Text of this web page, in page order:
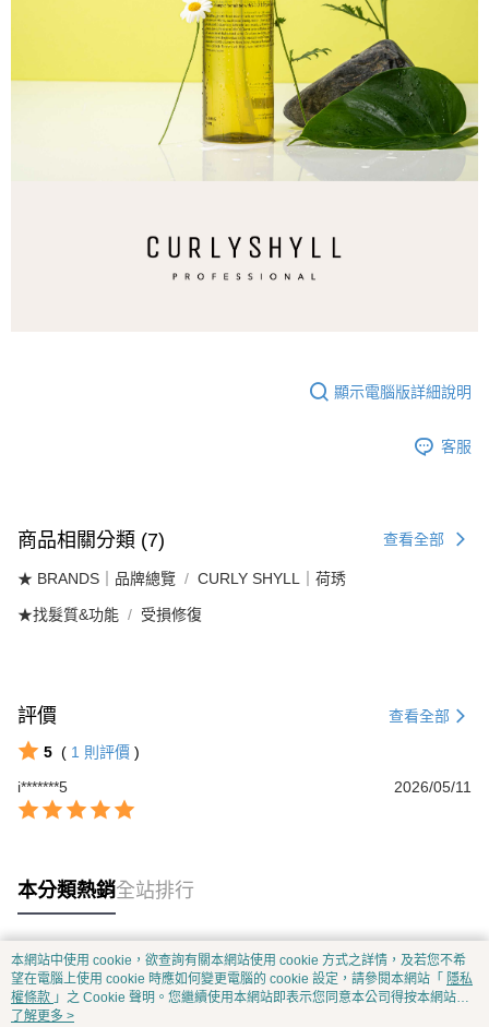
顯示電腦版詳細說明
客服
商品相關分類 (7) 查看全部
★ BRANDS｜品牌總覽 CURLY SHYLL｜荷琇
★找髮質&功能 受損修復
評價 查看全部
5 ( 1 則評價 )
i*******5
2026/05/11
本分類熱銷全站排行
熱門標籤
本網站中使用 cookie，欲查詢有關本網站使用 cookie 方式之詳情，及若您不希
望在電腦上使用 cookie 時應如何變更電腦的 cookie 設定，請參閱本網站「 隱私
權條款 」之 Cookie 聲明。您繼續使用本網站即表示您同意本公司得按本網站使
用條款之 Cookie 聲明使用 cookie。
了解更多 >